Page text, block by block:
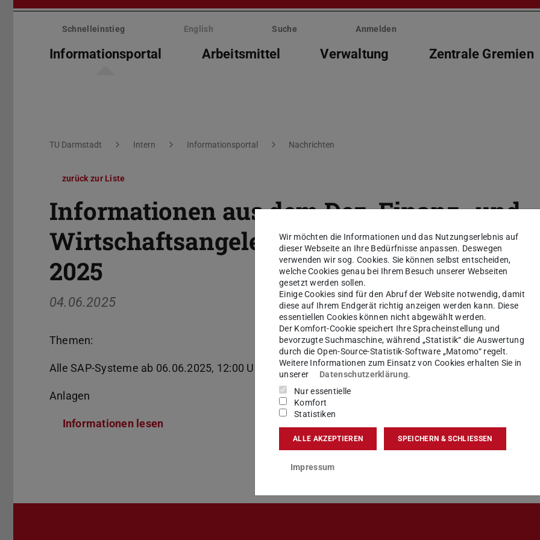
Menü
überspringenSchnelleinstieg English Suche Anmelden
Informationsportal Arbeitsmittel Verwaltung Zentrale Gremien
Sie befinden sich hier:
TU Darmstadt Intern Informationsportal Nachrichten
zurück zur Liste
Informationen aus dem Dez. Finanz- und
Wirtschaftsangelegenheiten – Nr. 66, Juni
2025
04.06.2025
Themen:
Alle SAP-Systeme ab 06.06.2025, 12:00 Uhr nicht nutzbar!
Anlagen
Informationen lesen
Wir möchten die Informationen und das Nutzungserlebnis auf
dieser Webseite an Ihre Bedürfnisse anpassen. Deswegen
verwenden wir sog. Cookies. Sie können selbst entscheiden,
welche Cookies genau bei Ihrem Besuch unserer Webseiten
gesetzt werden sollen.
Einige Cookies sind für den Abruf der Website notwendig, damit
diese auf Ihrem Endgerät richtig anzeigen werden kann. Diese
essentiellen Cookies können nicht abgewählt werden.
Der Komfort-Cookie speichert Ihre Spracheinstellung und
bevorzugte Suchmaschine, während „Statistik“ die Auswertung
durch die Open-Source-Statistik-Software „Matomo“ regelt.
Weitere Informationen zum Einsatz von Cookies erhalten Sie in
unserer
Datenschutzerklärung.
Nur essentielle
Komfort
Statistiken
ALLE AKZEPTIEREN SPEICHERN & SCHLIESSEN
Impressum